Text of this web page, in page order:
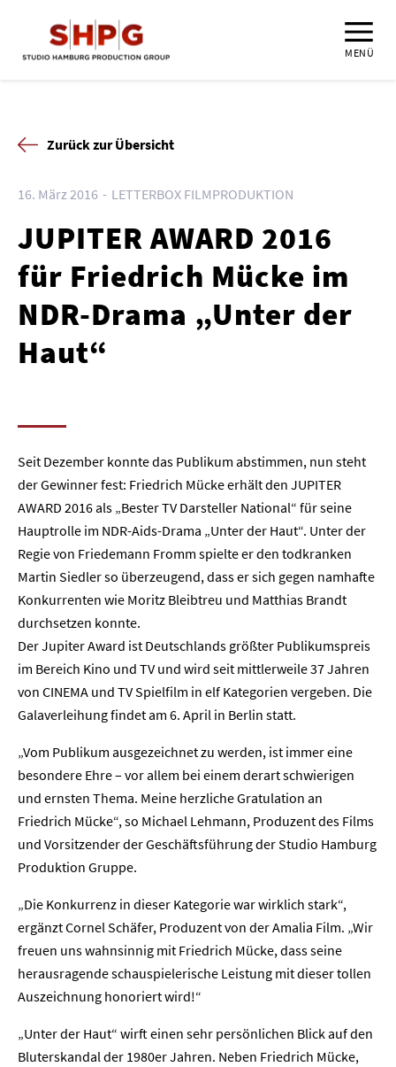
MENÜ
Zurück zur Übersicht
16. März 2016 LETTERBOX FILMPRODUKTION
JUPITER AWARD 2016
für Friedrich Mücke im
NDR-Drama „Unter der
Haut“
Seit Dezember konnte das Publikum abstimmen, nun steht
der Gewinner fest: Friedrich Mücke erhält den JUPITER
AWARD 2016 als „Bester TV Darsteller National“ für seine
Hauptrolle im NDR-Aids-Drama „Unter der Haut“. Unter der
Regie von Friedemann Fromm spielte er den todkranken
Martin Siedler so überzeugend, dass er sich gegen namhafte
Konkurrenten wie Moritz Bleibtreu und Matthias Brandt
durchsetzen konnte.
Der Jupiter Award ist Deutschlands größter Publikumspreis
im Bereich Kino und TV und wird seit mittlerweile 37 Jahren
von CINEMA und TV Spielfilm in elf Kategorien vergeben. Die
Galaverleihung findet am 6. April in Berlin statt.
„Vom Publikum ausgezeichnet zu werden, ist immer eine
besondere Ehre – vor allem bei einem derart schwierigen
und ernsten Thema. Meine herzliche Gratulation an
Friedrich Mücke“, so Michael Lehmann, Produzent des Films
und Vorsitzender der Geschäftsführung der Studio Hamburg
Produktion Gruppe.
„Die Konkurrenz in dieser Kategorie war wirklich stark“,
ergänzt Cornel Schäfer, Produzent von der Amalia Film. „Wir
freuen uns wahnsinnig mit Friedrich Mücke, dass seine
herausragende schauspielerische Leistung mit dieser tollen
Auszeichnung honoriert wird!“
„Unter der Haut“ wirft einen sehr persönlichen Blick auf den
Bluterskandal der 1980er Jahren. Neben Friedrich Mücke,